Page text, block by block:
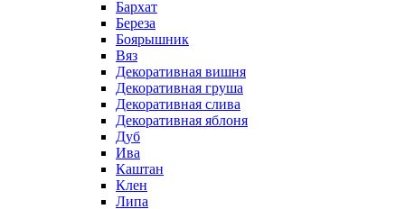
Бархат
Береза
Боярышник
Вяз
Декоративная вишня
Декоративная груша
Декоративная слива
Декоративная яблоня
Дуб
Ива
Каштан
Клен
Липа